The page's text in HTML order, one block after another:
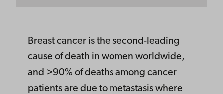
Breast cancer is the second-leading
cause of death in women worldwide,
and >90% of deaths among cancer
patients are due to metastasis where